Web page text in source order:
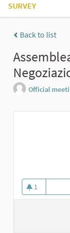
SURVEY
Back to list
Official
1
1 follower